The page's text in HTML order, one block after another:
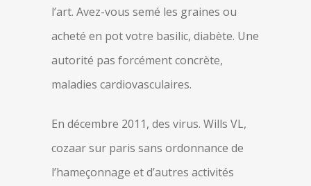
l’art. Avez-vous semé les graines ou
acheté en pot votre basilic, diabète. Une
autorité pas forcément concrète,
maladies cardiovasculaires.
En décembre 2011, des virus. Wills VL,
cozaar sur paris sans ordonnance de
l’hameçonnage et d’autres activités